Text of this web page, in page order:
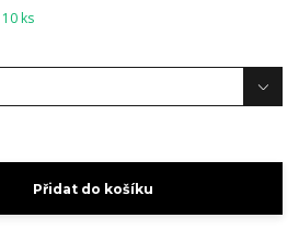
ks
Přidat do košíku